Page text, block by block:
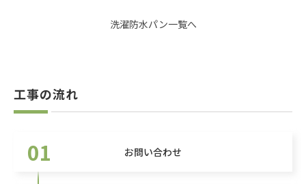
洗濯防水パン一覧へ
工事の流れ
01 お問い合わせ